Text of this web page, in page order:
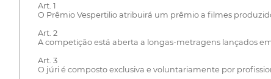
Art. 1
O Prêmio Vespertilio atribuirá um prêmio a filmes
Art. 2
A competição está aberta a longas-metragens lançados
Art. 3
O júri é composto exclusiva e voluntariamente por